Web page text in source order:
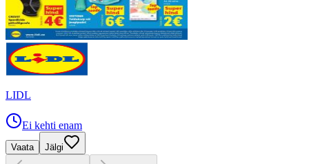
LIDL
Ei kehti enam
Vaata Jälgi